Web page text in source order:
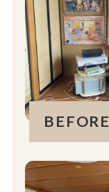
BEFORE